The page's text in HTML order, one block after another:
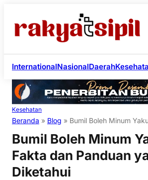
InternationalNasionalDaerah
Kesehatan
Beranda » Blog » Bumil Boleh Minum
Bumil Boleh Minum
Fakta dan Panduan
Diketahui